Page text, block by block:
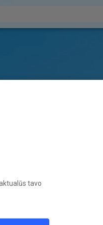
tavo